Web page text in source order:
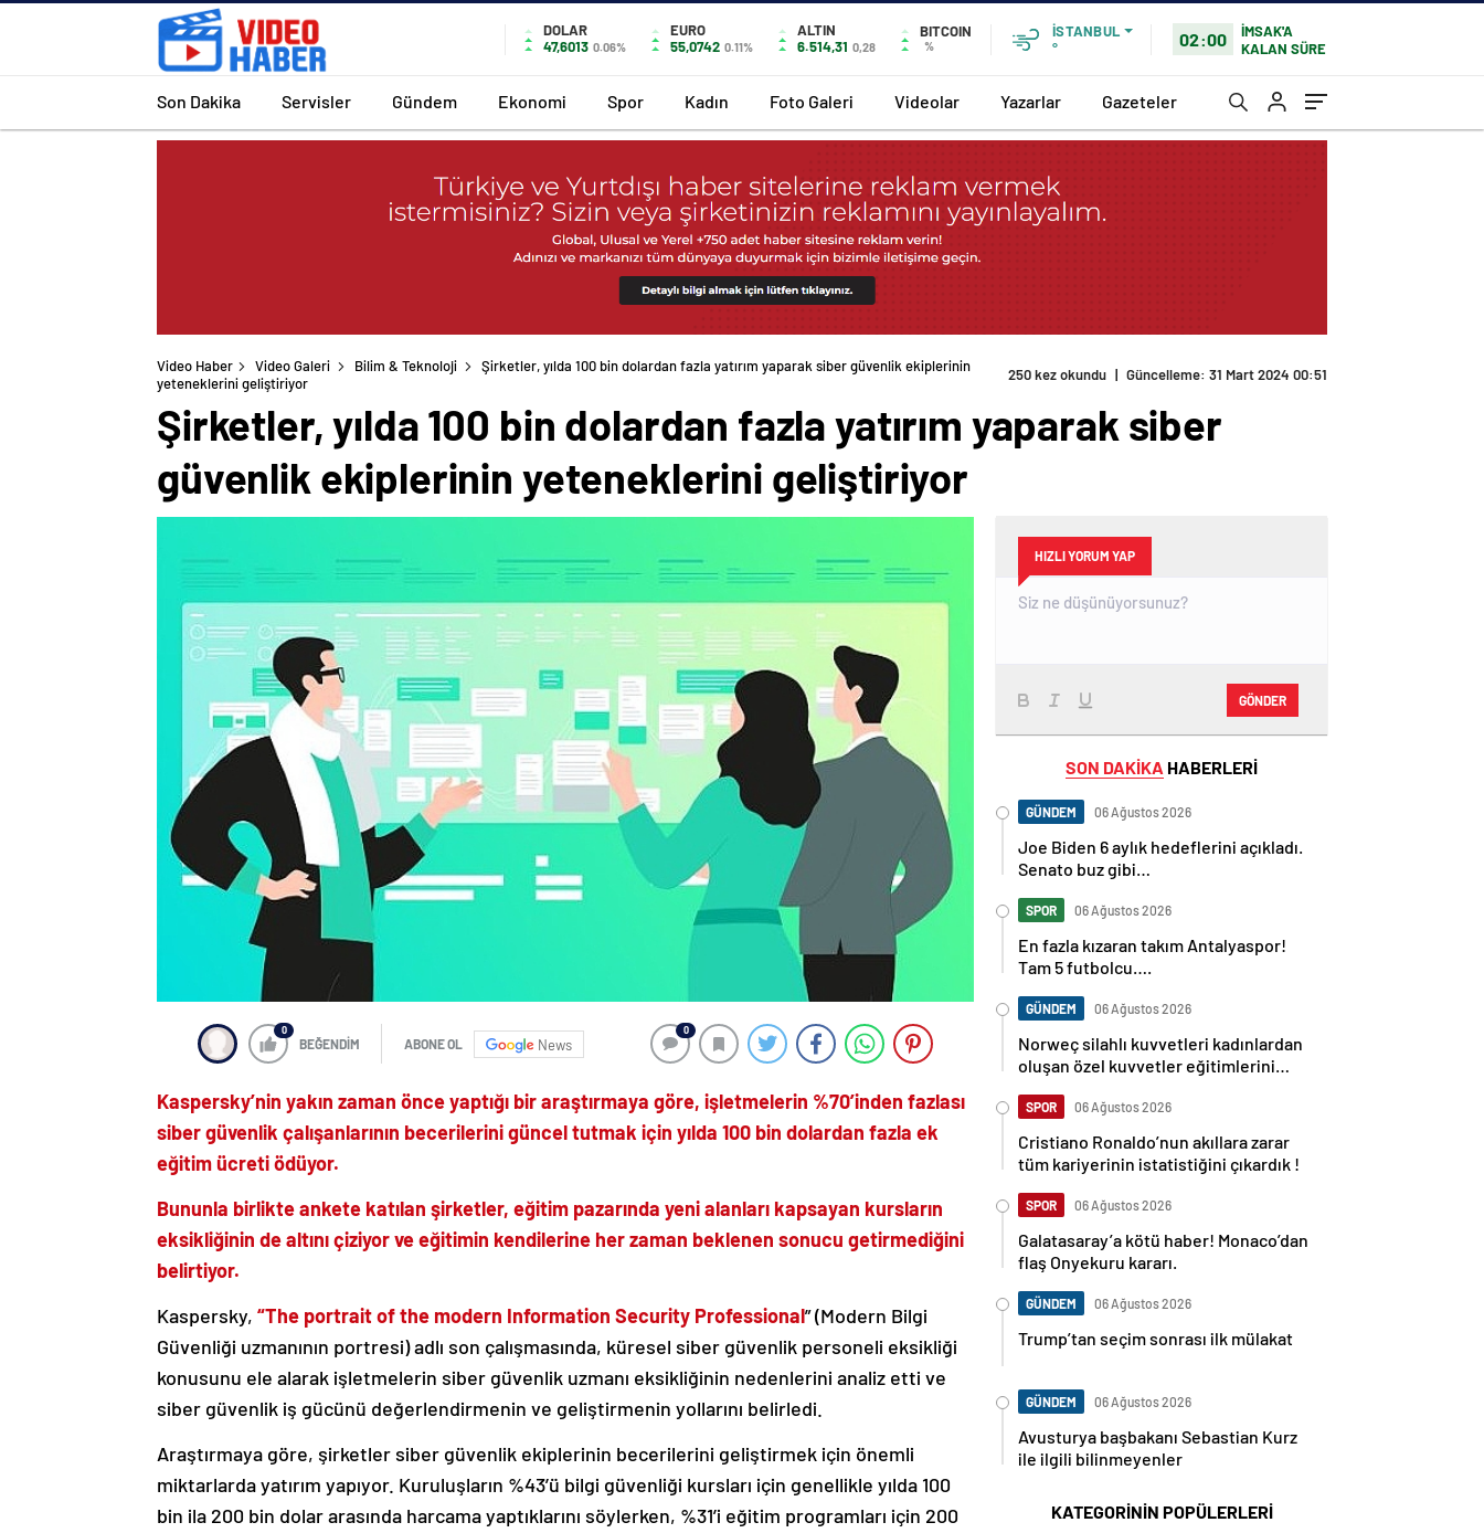
DOLAR
47,6013 0.06%
EURO
55,0742 0.11%
ALTIN
6.514,31 0,28
BITCOIN
%
İSTANBUL
°
02:00
İMSAK'A
KALAN SÜRE
Son Dakika Servisler Gündem Ekonomi Spor Kadın Foto Galeri Videolar Yazarlar Gazeteler
Video Haber Video Galeri Bilim & Teknoloji
Şirketler, yılda 100 bin dolardan fazla yatırım yaparak siber güvenlik ekiplerinin
yeteneklerini geliştiriyor
250 kez okundu | Güncelleme: 31 Mart 2024 00:51
Şirketler, yılda 100 bin dolardan fazla yatırım yaparak siber
güvenlik ekiplerinin yeteneklerini geliştiriyor
0
BEĞENDİM ABONE OL News
0
Kaspersky’nin yakın zaman önce yaptığı bir araştırmaya göre, işletmelerin %70’inden fazlası
siber güvenlik çalışanlarının becerilerini güncel tutmak için yılda 100 bin dolardan fazla ek
eğitim ücreti ödüyor.
Bununla birlikte ankete katılan şirketler, eğitim pazarında yeni alanları kapsayan kursların
eksikliğinin de altını çiziyor ve eğitimin kendilerine her zaman beklenen sonucu getirmediğini
belirtiyor.
Kaspersky, “The portrait of the modern Information Security Professional” (Modern Bilgi
Güvenliği uzmanının portresi) adlı son çalışmasında, küresel siber güvenlik personeli eksikliği
konusunu ele alarak işletmelerin siber güvenlik uzmanı eksikliğinin nedenlerini analiz etti ve
siber güvenlik iş gücünü değerlendirmenin ve geliştirmenin yollarını belirledi.
Araştırmaya göre, şirketler siber güvenlik ekiplerinin becerilerini geliştirmek için önemli
miktarlarda yatırım yapıyor. Kuruluşların %43’ü bilgi güvenliği kursları için genellikle yılda 100
bin ila 200 bin dolar arasında harcama yaptıklarını söylerken, %31’i eğitim programları için 200
HIZLI YORUM YAP
GÖNDER
SON DAKİKA HABERLERİ
GÜNDEM 06 Ağustos 2026
Joe Biden 6 aylık hedeflerini açıkladı.
Senato buz gibi…
SPOR 06 Ağustos 2026
En fazla kızaran takım Antalyaspor!
Tam 5 futbolcu….
GÜNDEM 06 Ağustos 2026
Norweç silahlı kuvvetleri kadınlardan
oluşan özel kuvvetler eğitimlerini
SPOR 06 Ağustos 2026
Cristiano Ronaldo’nun akıllara zarar
tüm kariyerinin istatistiğini çıkardık !
SPOR 06 Ağustos 2026
Galatasaray’a kötü haber! Monaco’dan
flaş Onyekuru kararı.
GÜNDEM 06 Ağustos 2026
Trump’tan seçim sonrası ilk mülakat
GÜNDEM 06 Ağustos 2026
Avusturya başbakanı Sebastian Kurz
ile ilgili bilinmeyenler
KATEGORİNİN POPÜLERLERİ